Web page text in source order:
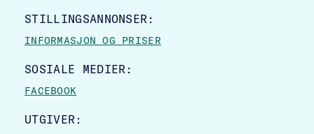
STILLINGSANNONSER:
INFORMASJON OG PRISER
SOSIALE MEDIER:
FACEBOOK
UTGIVER: